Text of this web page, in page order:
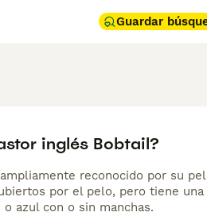
Guardar
inglés Bobtail?
reconocido por su
por el pelo, pero tiene
azul con o sin manchas.